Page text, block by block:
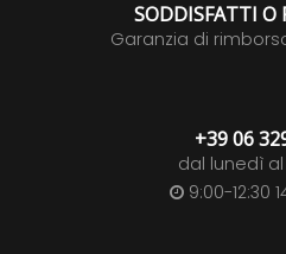
SODDISFATTI O
Garanzia di
+39 06
dal lunedì
9:00-12:30